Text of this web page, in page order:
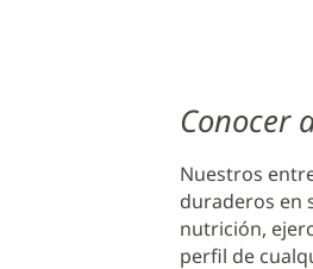
Conocer
Nuestros
duraderos en
nutrición,
perfil de